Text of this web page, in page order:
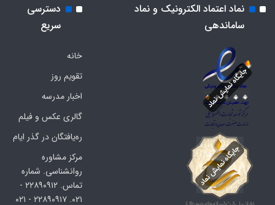
نماد اعتماد الکترونیک و نماد
ساماندهی
دسترسی
سریع
خانه
تقویم روز
اخبار مدرسه
گالری عکس و فیلم
ره‌یافتگان در گذر ایام
مرکز مشاوره
روانشناسی. شماره
تماس. ۲۲۸۹۰۹۱۲ -
۰۲۱. ۲۲۸۹۰۹۱۷ - ۰۲۱